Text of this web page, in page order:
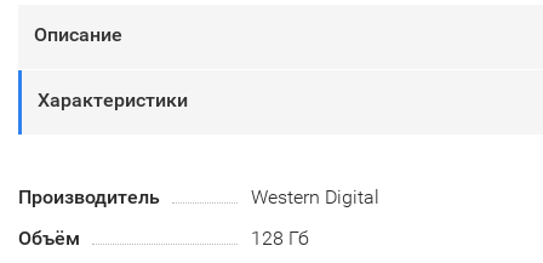
Описание
Характеристики
Производитель
Western Digital
Объём
128 Гб